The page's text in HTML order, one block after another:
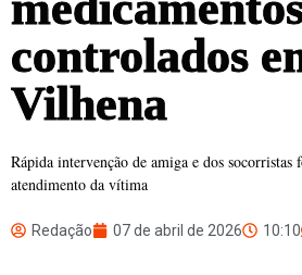
controlados
Vilhena
Rápida intervenção de amiga e dos
atendimento da vítima
Redação 07 de abril de 2026 10:10